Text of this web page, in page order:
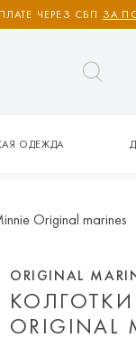
ЧЕРЕЗ СБП ЗА
ОДЕЖДА
Original marines
ORIGINAL
ORIGINAL